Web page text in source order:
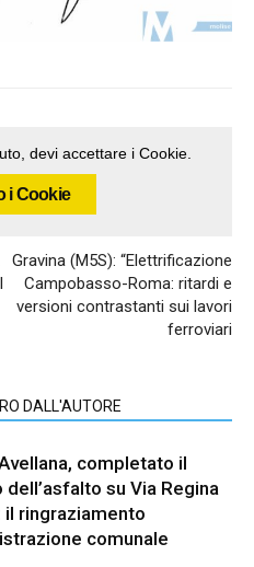
devi accettare i Cookie.
i Cookie
Gravina (M5S): “Elettrificazione
Campobasso-Roma: ritardi e
versioni contrastanti sui lavori
ferroviari
DALL'AUTORE
completato il
su Via Regina
il ringraziamento
comunale